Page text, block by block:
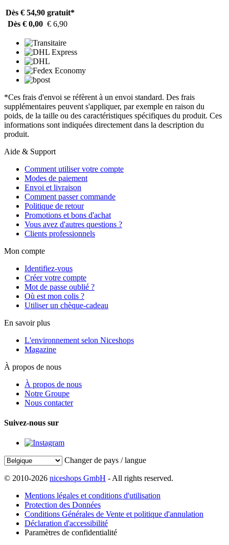
Dès € 54,90 gratuit*
Dès € 0,00 € 6,90
*Ces frais d'envoi se réfèrent à un envoi standard. Des frais
supplémentaires peuvent s'appliquer, par exemple en raison du
poids, de la taille ou des caractéristiques spécifiques du produit. Ces
informations sont indiquées directement dans la description du
produit.
Aide & Support
Comment utiliser votre compte
Modes de paiement
Envoi et livraison
Comment passer commande
Politique de retour
Promotions et bons d'achat
Vous avez d'autres questions ?
Clients professionnels
Mon compte
Identifiez-vous
Créer votre compte
Mot de passe oublié ?
Où est mon colis ?
Utiliser un chèque-cadeau
En savoir plus
L'environnement selon Niceshops
Magazine
À propos de nous
À propos de nous
Notre Groupe
Nous contacter
Suivez-nous sur
Changer de pays / langue
© 2010-2026 niceshops GmbH - All rights reserved.
Mentions légales et conditions d'utilisation
Protection des Données
Conditions Générales de Vente et politique d'annulation
Déclaration d'accessibilité
Paramètres de confidentialité